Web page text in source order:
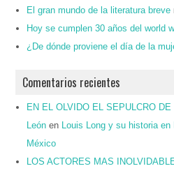
El gran mundo de la literatura breve
Hoy se cumplen 30 años del world
¿De dónde proviene el día de la
Comentarios recientes
EN EL OLVIDO EL SEPULCRO
León en
Louis Long y su historia
México
LOS ACTORES MAS